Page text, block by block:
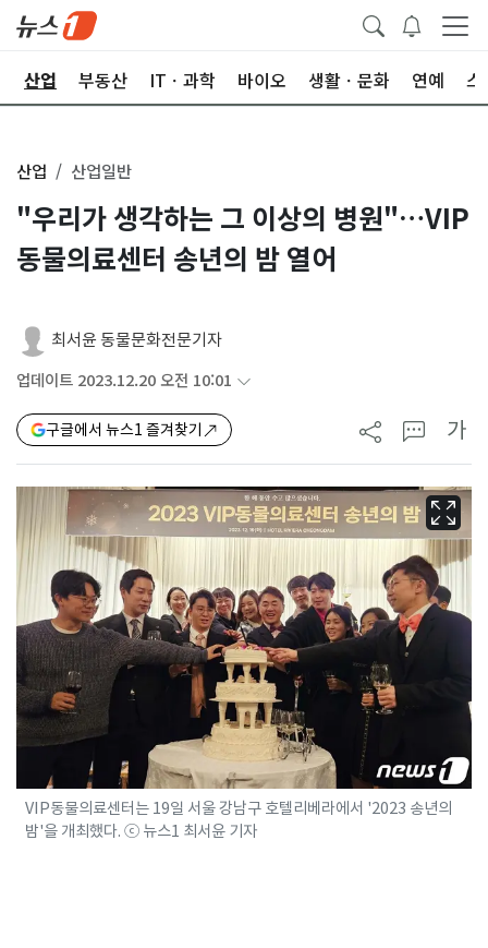
산업 부동산 ITㆍ과학 바이오 생활ㆍ문화 연예 스
산업 산업일반
"우리가 생각하는 그 이상의 병원"…VIP
동물의료센터 송년의 밤 열어
최서윤 동물문화전문기자
업데이트 2023.12.20 오전 10:01
구글에서 뉴스1 즐겨찾기 가
VIP동물의료센터는 19일 서울 강남구 호텔리베라에서 '2023 송년의
밤'을 개최했다. ⓒ 뉴스1 최서윤 기자